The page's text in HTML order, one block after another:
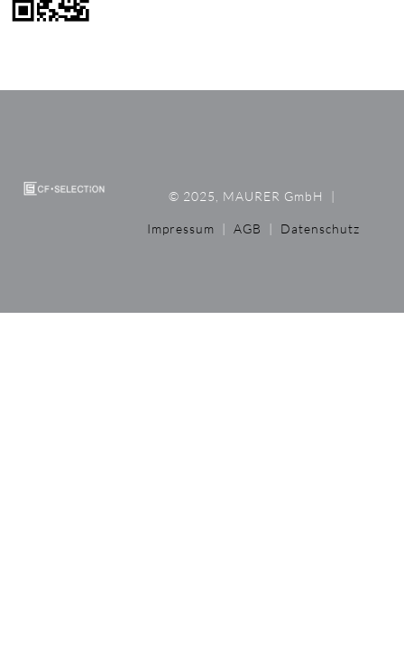
© 2025, MAURER GmbH |
Impressum | AGB | Datenschutz